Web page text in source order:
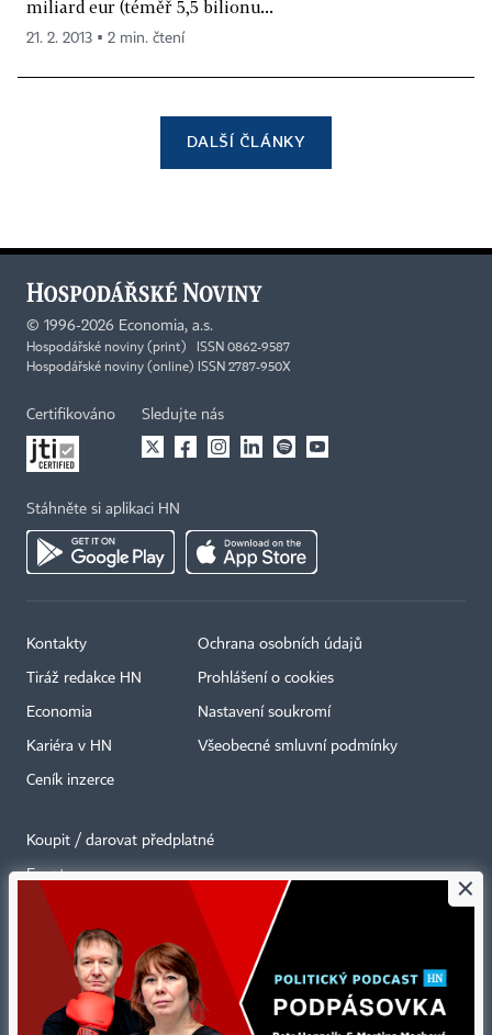
miliard eur (téměř 5,5 bilionu...
21. 2. 2013 ▪ 2 min. čtení
DALŠÍ ČLÁNKY
© 1996-2026 Economia, a.s.
Hospodářské noviny (print) ISSN 0862-9587
Hospodářské noviny (online) ISSN 2787-950X
Certifikováno Sledujte nás
Stáhněte si aplikaci HN
Kontakty
Tiráž redakce HN
Economia
Kariéra v HN
Ceník inzerce
Ochrana osobních údajů
Prohlášení o cookies
Nastavení soukromí
Všeobecné smluvní podmínky
Koupit / darovat předplatné
Eventy
Newslettery
RSS kanály
Autorská práva vykonává vydavatel. Bez písemného svolení vydavatele je
×